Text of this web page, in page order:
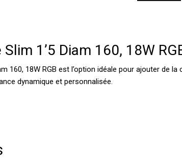
1’5 Diam 160, 18W
160, 18W RGB est l’option idéale pour ajouter de
dynamique et personnalisée.